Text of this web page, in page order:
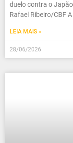
duelo contra o
Rafael Ribeiro/CBF
LEIA MAIS »
28/06/2026